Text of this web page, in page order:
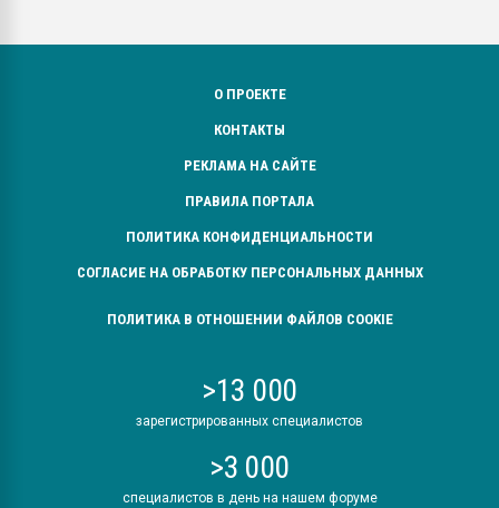
О ПРОЕКТЕ
КОНТАКТЫ
РЕКЛАМА НА САЙТЕ
ПРАВИЛА ПОРТАЛА
ПОЛИТИКА КОНФИДЕНЦИАЛЬНОСТИ
СОГЛАСИЕ НА ОБРАБОТКУ ПЕРСОНАЛЬНЫХ ДАННЫХ
ПОЛИТИКА В ОТНОШЕНИИ ФАЙЛОВ COOKIE
>13 000
зарегистрированных специалистов
>3 000
специалистов в день на нашем форуме